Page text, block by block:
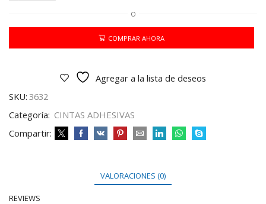
STRAP
M
O
COMPRAR AHORA
Agregar a la lista de deseos
SKU: 3632
Categoría: CINTAS ADHESIVAS
Compartir:
VALORACIONES (0)
REVIEWS